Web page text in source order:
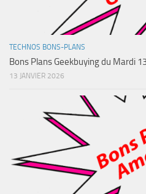
TECHNOS BONS-PLANS
Bons Plans Geekbuying du Mardi
13 JANVIER 2026